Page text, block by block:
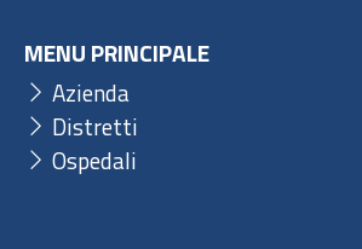
MENU PRINCIPALE
Azienda
Distretti
Ospedali